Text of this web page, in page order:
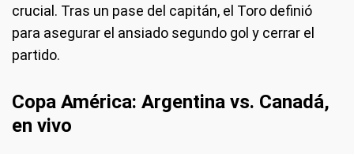
crucial. Tras un pase del capitán, el Toro definió
para asegurar el ansiado segundo gol y cerrar el
partido.
Copa América: Argentina vs. Canadá,
en vivo